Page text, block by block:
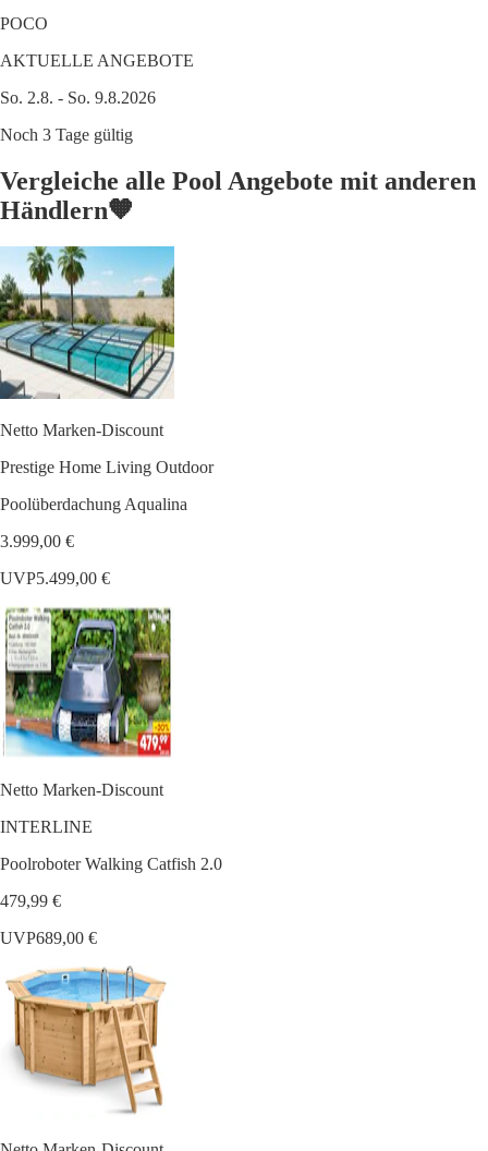
POCO
AKTUELLE ANGEBOTE
So. 2.8. - So. 9.8.2026
Noch 3 Tage gültig
Vergleiche alle Pool Angebote mit anderen
Händlern🧡
Netto Marken-Discount
Prestige Home Living Outdoor
Poolüberdachung Aqualina
3.999,00 €
UVP5.499,00 €
Netto Marken-Discount
INTERLINE
Poolroboter Walking Catfish 2.0
479,99 €
UVP689,00 €